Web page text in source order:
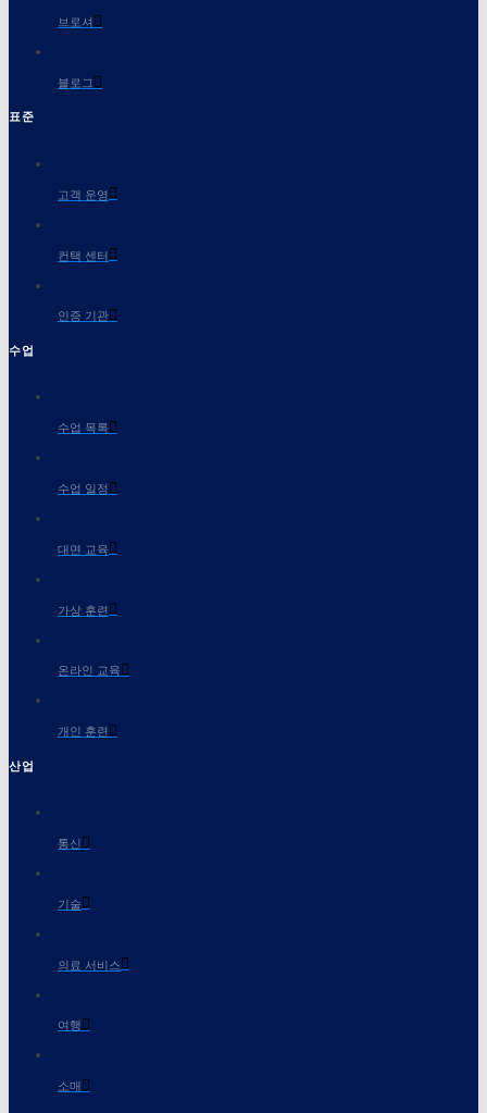
브로셔
블로그
표준
고객 운영
컨택 센터
인증 기관
수업
수업 목록
수업 일정
대면 교육
가상 훈련
온라인 교육
개인 훈련
산업
통신
기술
의료 서비스
여행
소매